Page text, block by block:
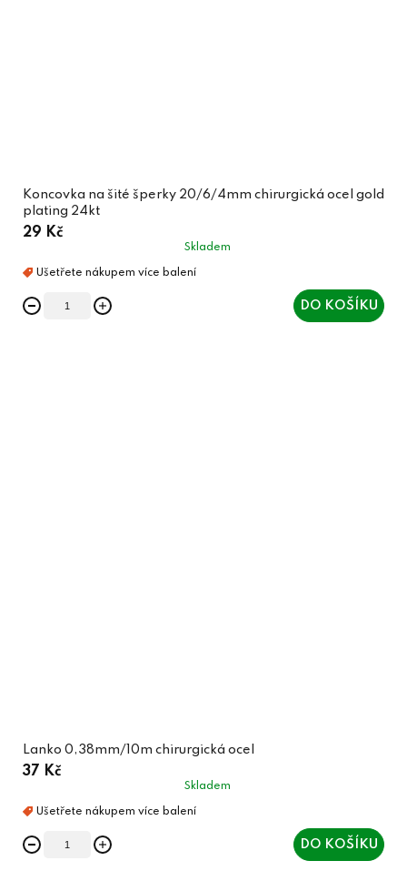
Koncovka na šité šperky 20/6/4mm chirurgická ocel gold
plating 24kt
29 Kč
Skladem
DO KOŠÍKU
Lanko 0,38mm/10m chirurgická ocel
37 Kč
Skladem
DO KOŠÍKU